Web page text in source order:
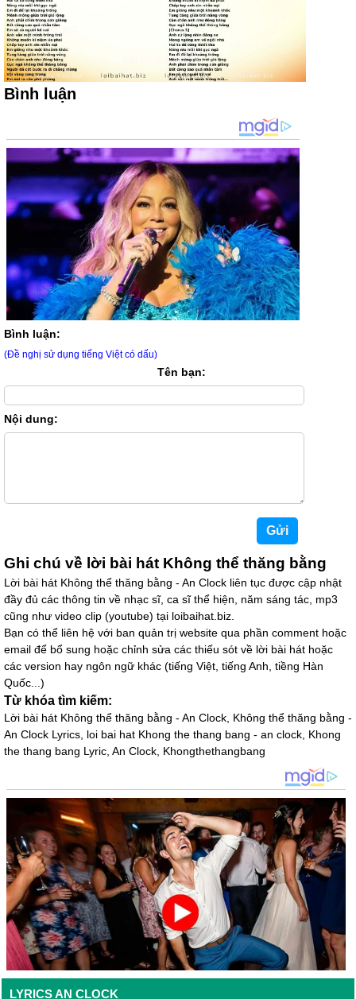
Bình luận
Bình luận:
(Đề nghị sử dụng tiếng Việt có dấu)
Tên bạn:
Nội dung:
Ghi chú về lời bài hát Không thể thăng bằng
Lời bài hát Không thể thăng bằng - An Clock liên tục được cập nhật
đầy đủ các thông tin về nhạc sĩ, ca sĩ thể hiện, năm sáng tác, mp3
cũng như video clip (youtube) tại loibaihat.biz.
Bạn có thể liên hệ với ban quản trị website qua phần comment hoặc
email để bổ sung hoặc chỉnh sửa các thiếu sót về lời bài hát hoặc
các version hay ngôn ngữ khác (tiếng Việt, tiếng Anh, tiềng Hàn
Quốc...)
Từ khóa tìm kiếm:
Lời bài hát Không thể thăng bằng - An Clock, Không thể thăng bằng -
An Clock Lyrics, loi bai hat Khong the thang bang - an clock, Khong
the thang bang Lyric, An Clock, Khongthethangbang
LYRICS AN CLOCK